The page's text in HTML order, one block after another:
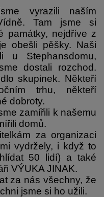
vyrazili naším
Tam jsme si
památky, nejdříve z
obešli pěšky. Naši
u Stephansdomu,
dostali rozchod.
skupinek. Někteří
trhu, někteří
dobroty.
zamířili k našemu
domů.
za organizaci
vydržely, i když to
50 lidí) a také
VÝUKA JINAK.
za nás všechny, že
jsme si ho užili.